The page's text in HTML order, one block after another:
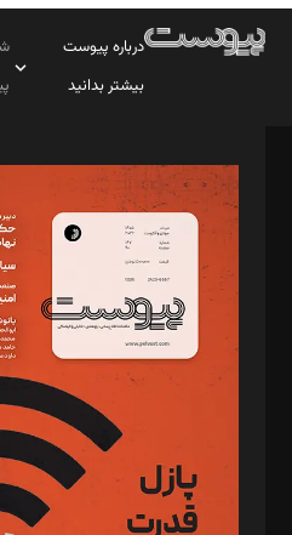
درباره پیوست
بیشتر بدانید
مدیر مسئول: محمدباقر اثنی‌عشری
سردبیر: مهرک محمودی
دبیر تحریریه: میثم قاسمی
د‌بیر ناداستان: سمانه سمیع
د‌بیر خدمت و تجارت: ابوالفضل رجبی
د‌بیر حقوق فناوری: حسام‌الدین ایپکچی
د‌بیر پیوست جهان: مینا پاکدل
د‌بیر تحریریه آنلاین: بابک نقاش
تحریریه‌: مجتبی محمود‌ی، آرش
مصطفی مسجدی آرانی، ابوالفضل رجبی،
رستمی،مصطفی باستان